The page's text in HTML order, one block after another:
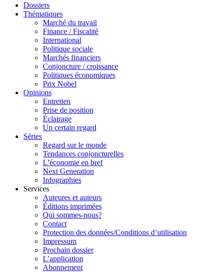
Dossiers
Thématiques
Marché du travail
Finance / Fiscalité
International
Politique sociale
Marchés financiers
Conjoncture / croissance
Politiques économiques
Prix Nobel
Opinions
Entretien
Prise de position
Éclairage
Un certain regard
Séries
Regard sur le monde
Tendances conjoncturelles
L’économie en bref
Next Generation
Infographies
Services
Auteures et auteurs
Éditions imprimées
Qui sommes-nous?
Contact
Protection des données/Conditions d’utilisation
Impressum
Prochain dossier
L’application
Abonnement